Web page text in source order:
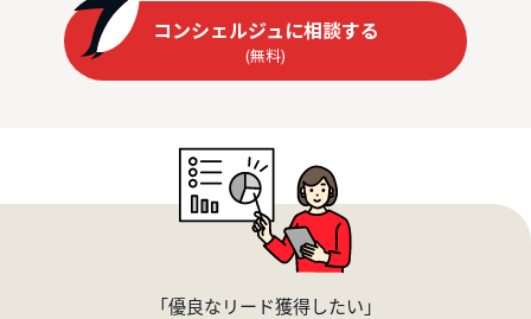
コンシェルジュに相談する
(無料)
「優良なリード獲得したい」